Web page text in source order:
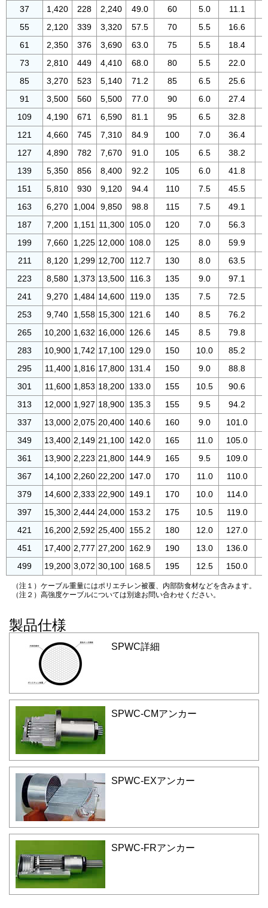
37
1,420 228 2,240 49.0 60 5.0 11.1
55
2,120 339 3,320 57.5 70 5.5 16.6
61
2,350 376 3,690 63.0 75 5.5 18.4
73
2,810 449 4,410 68.0 80 5.5 22.0
85
3,270 523 5,140 71.2 85 6.5 25.6
91
3,500 560 5,500 77.0 90 6.0 27.4
109
4,190 671 6,590 81.1 95 6.5 32.8
121
4,660 745 7,310 84.9 100 7.0 36.4
127
4,890 782 7,670 91.0 105 6.5 38.2
139
5,350 856 8,400 92.2 105 6.0 41.8
151
5,810 930 9,120 94.4 110 7.5 45.5
163
6,270 1,004 9,850 98.8 115 7.5 49.1
187
7,200 1,151 11,300 105.0 120 7.0 56.3
199
7,660 1,225 12,000 108.0 125 8.0 59.9
211
8,120 1,299 12,700 112.7 130 8.0 63.5
223
8,580 1,373 13,500 116.3 135 9.0 97.1
241
9,270 1,484 14,600 119.0 135 7.5 72.5
253
9,740 1,558 15,300 121.6 140 8.5 76.2
265
10,200 1,632 16,000 126.6 145 8.5 79.8
283
10,900 1,742 17,100 129.0 150 10.0 85.2
295
11,400 1,816 17,800 131.4 150 9.0 88.8
301
11,600 1,853 18,200 133.0 155 10.5 90.6
313
12,000 1,927 18,900 135.3 155 9.5 94.2
337
13,000 2,075 20,400 140.6 160 9.0 101.0
349
13,400 2,149 21,100 142.0 165 11.0 105.0
361
13,900 2,223 21,800 144.9 165 9.5 109.0
367
14,100 2,260 22,200 147.0 170 11.0 110.0
379
14,600 2,333 22,900 149.1 170 10.0 114.0
397
15,300 2,444 24,000 153.2 175 10.5 119.0
421
16,200 2,592 25,400 155.2 180 12.0 127.0
451
17,400 2,777 27,200 162.9 190 13.0 136.0
499
19,200 3,072 30,100 168.5 195 12.5 150.0
（注１）ケーブル重量にはポリエチレン被覆、内部防食材などを含みます。
（注２）高強度ケーブルについては別途お問い合わせください。
製品仕様
SPWC詳細
SPWC-CMアンカー
SPWC-EXアンカー
SPWC-FRアンカー